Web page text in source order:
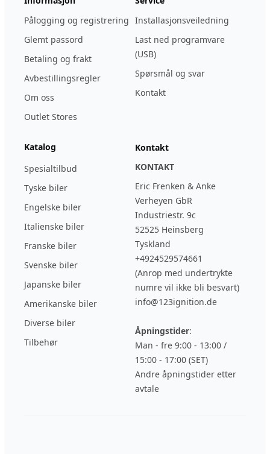
Pålogging og registrering
Glemt passord
Betaling og frakt
Avbestillingsregler
Om oss
Outlet Stores
Installasjonsveiledning
Last ned programvare
(USB)
Spørsmål og svar
Kontakt
Katalog
Spesialtilbud
Tyske biler
Engelske biler
Italienske biler
Franske biler
Svenske biler
Japanske biler
Amerikanske biler
Diverse biler
Tilbehør
Kontakt
KONTAKT
Eric Frenken & Anke
Verheyen GbR
Industriestr. 9c
52525 Heinsberg
Tyskland
+4924529574661
(Anrop med undertrykte
numre vil ikke bli besvart)
info@123ignition.de
Åpningstider:
Man - fre 9:00 - 13:00 /
15:00 - 17:00 (SET)
Andre åpningstider etter
avtale